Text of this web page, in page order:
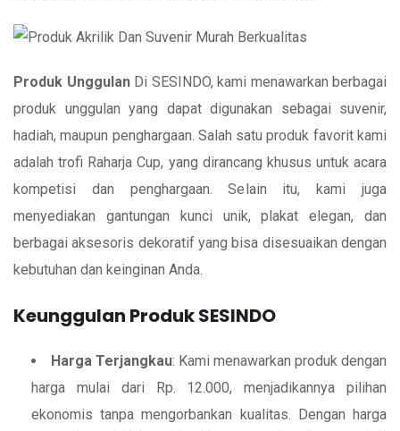
Produk UnggulanDi SESINDO, kami menawarkan berbagai
produk unggulan yang dapat digunakan sebagai suvenir,
hadiah, maupun penghargaan. Salah satu produk favorit kami
adalah trofi Raharja Cup, yang dirancang khusus untuk acara
kompetisi dan penghargaan. Selain itu, kami juga
menyediakan gantungan kunci unik, plakat elegan, dan
berbagai aksesoris dekoratif yang bisa disesuaikan dengan
kebutuhan dan keinginan Anda.
Keunggulan Produk SESINDO
Harga Terjangkau: Kami menawarkan produk dengan
harga mulai dari Rp. 12.000, menjadikannya pilihan
ekonomis tanpa mengorbankan kualitas. Dengan harga